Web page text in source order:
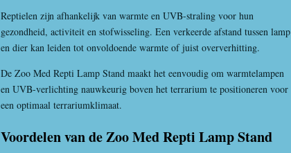
Reptielen zijn afhankelijk van warmte en UVB-straling voor hun
gezondheid, activiteit en stofwisseling. Een verkeerde afstand tussen lamp
en dier kan leiden tot onvoldoende warmte of juist oververhitting.
De Zoo Med Repti Lamp Stand maakt het eenvoudig om warmtelampen
en UVB-verlichting nauwkeurig boven het terrarium te positioneren voor
een optimaal terrariumklimaat.
Voordelen van de Zoo Med Repti Lamp Stand